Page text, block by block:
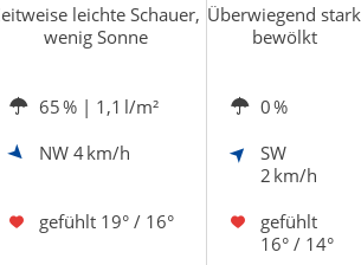
leichte Schauer,
wenig Sonne
Überwiegend stark
bewölkt
65 % | 1,1 l/m²
0 %
NW 4 km/h
SW
2 km/h
gefühlt 19° / 16°
gefühlt
16° / 14°